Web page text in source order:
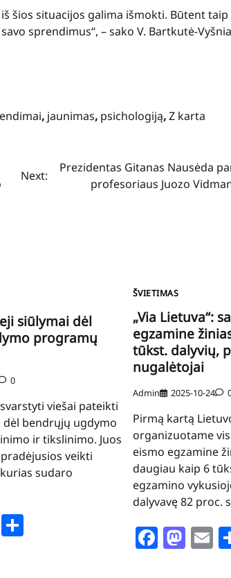
šios situacijos galima išmokti. Būtent
sprendimus“, – sako V. Bartkutė-
, jaunimas, psichologiją,Z karta
Next:
Prezidentas Gitanas Nausėda
profesoriaus Juozo
siūlymai dėl
programų
0
viešai pateikti
bendrųjų ugdymo
ir tikslinimo. Juos
veikti
sudaro
Email
ŠVIETIMAS
„Via Lietuva“:
egzamine
tūkst. dalyvių,
nugalėtojai
Admin 2025-10-24
Pirmą kartą
organizuotame
eismo egzamine
daugiau kaip 6
egzamino
dalyvavę 82 proc.